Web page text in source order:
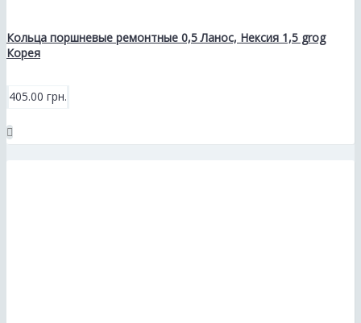
Кольца поршневые ремонтные 0,5 Ланос, Нексия 1,5 grog
Корея
405.00 грн.